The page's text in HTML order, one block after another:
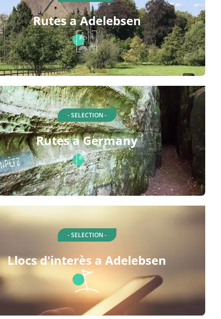
Rutes a Adelebsen
- SELECTION -
Rutes a Germany
- SELECTION -
Llocs d'interès a Adelebsen